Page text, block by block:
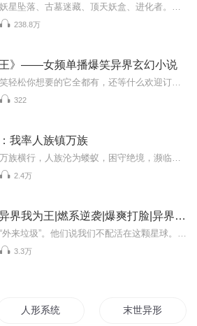
238.8万
王》——女频单播爆笑异界玄幻小说
322
我率人族镇万族
2.4万
（精免）异界我为王|燃系逆袭|爆爽打脸|异界称霸
3.3万
人形系统 末世异形